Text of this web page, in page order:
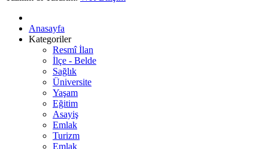
Anasayfa
Kategoriler
Resmî İlan
İlçe - Belde
Sağlık
Üniversite
Yaşam
Eğitim
Asayiş
Emlak
Turizm
Emlak